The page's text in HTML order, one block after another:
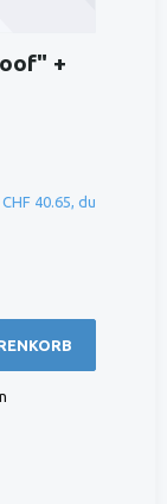
+
40.65, du